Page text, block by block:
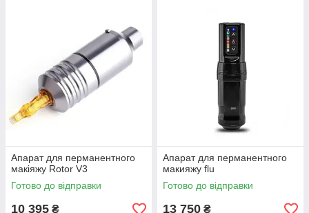
Апарат для перманентного
макіяжу Rotor V3
Готово до відправки
10 395 ₴
Апарат для перманентного
макияжу flu
Готово до відправки
13 750 ₴